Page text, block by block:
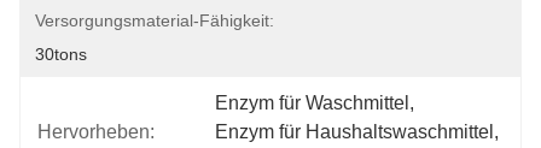
Versorgungsmaterial-Fähigkeit:
30tons
Hervorheben:
Enzym für Waschmittel ,
Enzym für Haushaltswaschmittel